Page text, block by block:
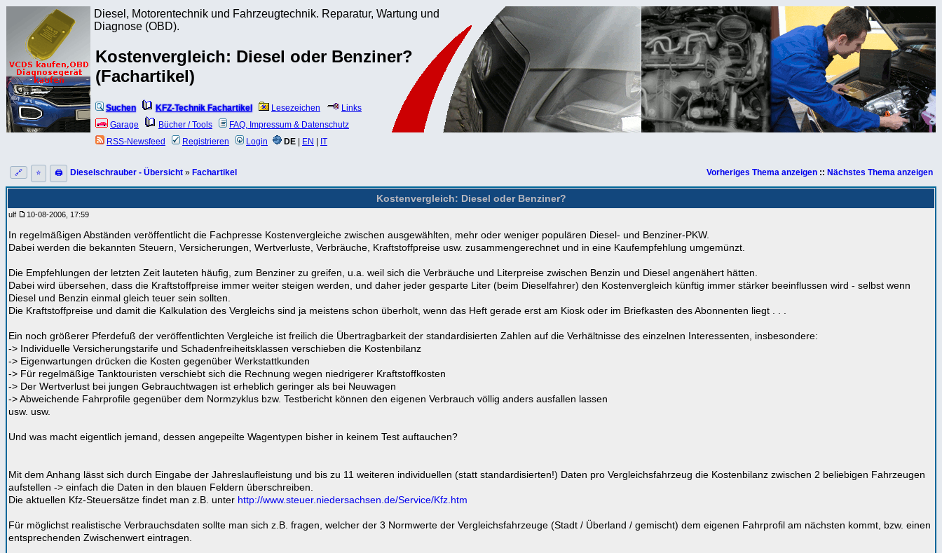
Diesel, Motorentechnik und Fahrzeugtechnik. Reparatur, Wartung und
Diagnose (OBD).
Kostenvergleich: Diesel oder Benziner?
(Fachartikel)
Suchen KFZ-Technik Fachartikel Lesezeichen
Links
Garage
Bücher / Tools
FAQ, Impressum & Datenschutz
RSS-Newsfeed
Registrieren Login DE EN IT
🔗 ⭐ 🖨 Dieselschrauber - Übersicht » Fachartikel Vorheriges Thema anzeigen :: Nächstes Thema anzeigen
Kostenvergleich: Diesel oder Benziner?
ulf 10-08-2006, 17:59
In regelmäßigen Abständen veröffentlicht die Fachpresse Kostenvergleiche zwischen ausgewählten, mehr oder weniger populären Diesel- und Benziner-PKW.
Dabei werden die bekannten Steuern, Versicherungen, Wertverluste, Verbräuche, Kraftstoffpreise usw. zusammengerechnet und in eine Kaufempfehlung umgemünzt.
Die Empfehlungen der letzten Zeit lauteten häufig, zum Benziner zu greifen, u.a. weil sich die Verbräuche und Literpreise zwischen Benzin und Diesel angenähert hätten.
Dabei wird übersehen, dass die Kraftstoffpreise immer weiter steigen werden, und daher jeder gesparte Liter (beim Dieselfahrer) den Kostenvergleich künftig immer stärker beeinflussen wird - selbst wenn
Diesel und Benzin einmal gleich teuer sein sollten.
Die Kraftstoffpreise und damit die Kalkulation des Vergleichs sind ja meistens schon überholt, wenn das Heft gerade erst am Kiosk oder im Briefkasten des Abonnenten liegt . . .
Ein noch größerer Pferdefuß der veröffentlichten Vergleiche ist freilich die Übertragbarkeit der standardisierten Zahlen auf die Verhältnisse des einzelnen Interessenten, insbesondere:
-> Individuelle Versicherungstarife und Schadenfreiheitsklassen verschieben die Kostenbilanz
-> Eigenwartungen drücken die Kosten gegenüber Werkstattkunden
-> Für regelmäßige Tanktouristen verschiebt sich die Rechnung wegen niedrigerer Kraftstoffkosten
-> Der Wertverlust bei jungen Gebrauchtwagen ist erheblich geringer als bei Neuwagen
-> Abweichende Fahrprofile gegenüber dem Normzyklus bzw. Testbericht können den eigenen Verbrauch völlig anders ausfallen lassen
usw. usw.
Und was macht eigentlich jemand, dessen angepeilte Wagentypen bisher in keinem Test auftauchen?
Mit dem Anhang lässt sich durch Eingabe der Jahreslaufleistung und bis zu 11 weiteren individuellen (statt standardisierten!) Daten pro Vergleichsfahrzeug die Kostenbilanz zwischen 2 beliebigen Fahrzeugen
aufstellen -> einfach die Daten in den blauen Feldern überschreiben.
Die aktuellen Kfz-Steuersätze findet man z.B. unter http://www.steuer.niedersachsen.de/Service/Kfz.htm
Für möglichst realistische Verbrauchsdaten sollte man sich z.B. fragen, welcher der 3 Normwerte der Vergleichsfahrzeuge (Stadt / Überland / gemischt) dem eigenen Fahrprofil am nächsten kommt, bzw. einen
entsprechenden Zwischenwert eintragen.